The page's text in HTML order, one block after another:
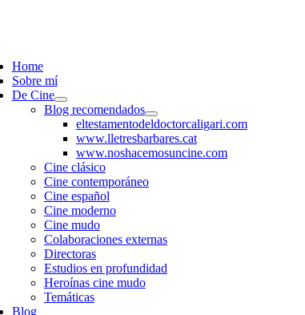
Home
Sobre mí
De Cine
Blog recomendados
eltestamentodeldoctorcaligari.com
www.lletresbarbares.cat
www.noshacemosuncine.com
Cine clásico
Cine contemporáneo
Cine español
Cine moderno
Cine mudo
Colaboraciones externas
Directoras
Estudios en profundidad
Heroínas cine mudo
Temáticas
Blog